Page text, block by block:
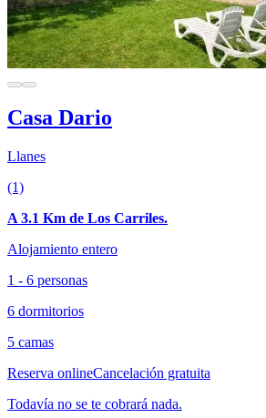
Casa Dario
Llanes
(1)
A 3.1 Km de Los Carriles.
Alojamiento entero
1 - 6 personas
6 dormitorios
5 camas
Reserva onlineCancelación gratuita
Todavía no se te cobrará nada.